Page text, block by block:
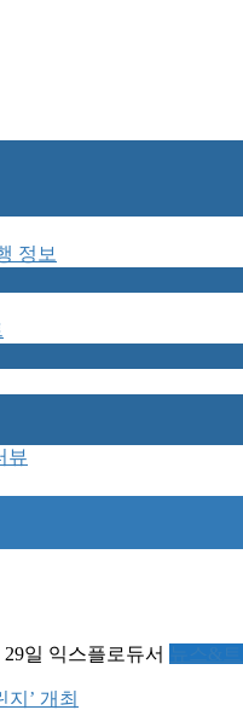
정보
뷰
일 익스플로듀서
’ 개최